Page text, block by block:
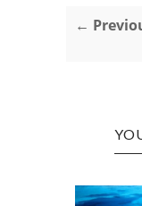
←